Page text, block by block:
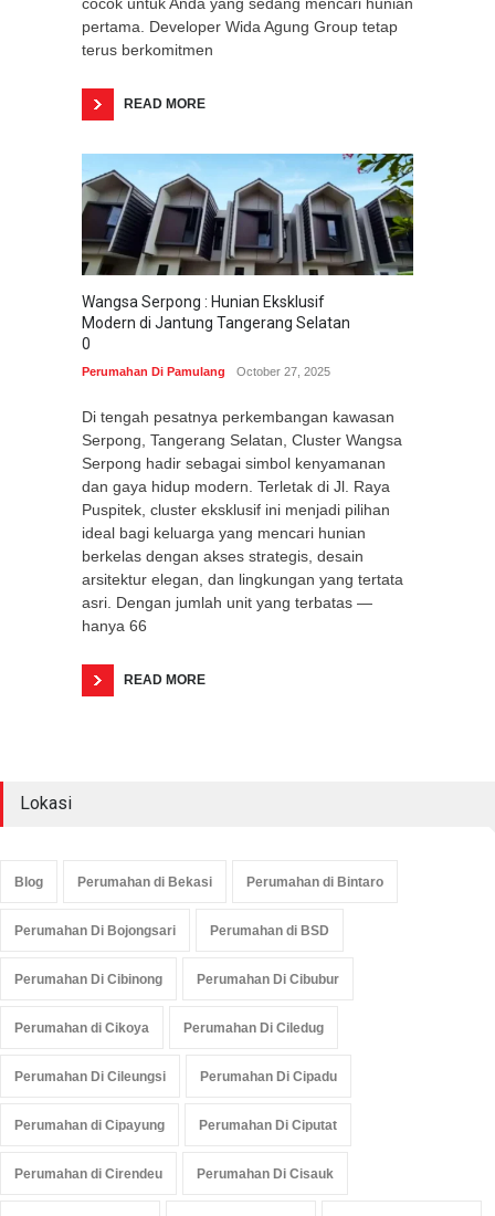
pertama. Developer Wida Agung Group tetap
terus berkomitmen
READ MORE
Wangsa Serpong : Hunian Eksklusif
Modern di Jantung Tangerang Selatan
0
Perumahan Di Pamulang October 27, 2025
Di tengah pesatnya perkembangan kawasan
Serpong, Tangerang Selatan, Cluster Wangsa
Serpong hadir sebagai simbol kenyamanan
dan gaya hidup modern. Terletak di Jl. Raya
Puspitek, cluster eksklusif ini menjadi pilihan
ideal bagi keluarga yang mencari hunian
berkelas dengan akses strategis, desain
arsitektur elegan, dan lingkungan yang tertata
asri. Dengan jumlah unit yang terbatas —
hanya 66
READ MORE
Lokasi
Blog Perumahan di Bekasi Perumahan di Bintaro
Perumahan Di Bojongsari Perumahan di BSD
Perumahan Di Cibinong Perumahan Di Cibubur
Perumahan di Cikoya Perumahan Di Ciledug
Perumahan Di Cileungsi Perumahan Di Cipadu
Perumahan di Cipayung Perumahan Di Ciputat
Perumahan di Cirendeu Perumahan Di Cisauk